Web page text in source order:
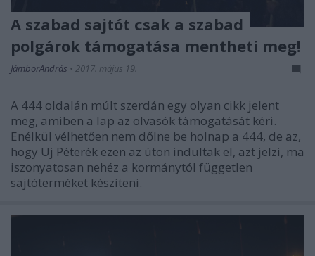
A szabad sajtót csak a szabad
polgárok támogatása mentheti meg!
JámborAndrás • 2017. május 19.
A 444 oldalán múlt szerdán egy olyan cikk jelent
meg, amiben a lap az olvasók támogatását kéri.
Enélkül vélhetően nem dőlne be holnap a 444, de az,
hogy Uj Péterék ezen az úton indultak el, azt jelzi, ma
iszonyatosan nehéz a kormánytól független
sajtóterméket készíteni.